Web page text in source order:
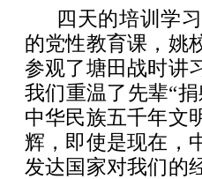
四天的培训学
的党性教育课，姚
参观了塘田战时讲
我们重温了先辈“
中华民族五千年文
辉，即使是现在，
发达国家对我们的